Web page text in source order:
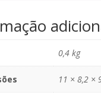
0,4 kg
11 × 8,2 ×